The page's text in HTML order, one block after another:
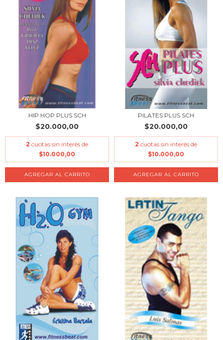
HIP HOP PLUS SCH
$20.000,00
2 cuotas sin interés de
$10.000,00
PILATES PLUS SCH
$20.000,00
2 cuotas sin interés de
$10.000,00